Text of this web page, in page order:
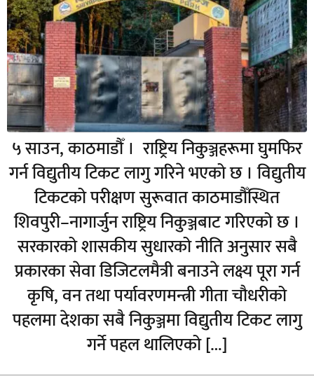
५ साउन, काठमाडौँ । राष्ट्रिय निकुञ्जहरूमा घुमफिर
गर्न विद्युतीय टिकट लागु गरिने भएको छ । विद्युतीय
टिकटको परीक्षण सुरूवात काठमाडौँस्थित
शिवपुरी–नागार्जुन राष्ट्रिय निकुञ्जबाट गरिएको छ ।
सरकारको शासकीय सुधारको नीति अनुसार सबै
प्रकारका सेवा डिजिटलमैत्री बनाउने लक्ष्य पूरा गर्न
कृषि, वन तथा पर्यावरणमन्त्री गीता चौधरीको
पहलमा देशका सबै निकुञ्जमा विद्युतीय टिकट लागु
गर्ने पहल थालिएको […]